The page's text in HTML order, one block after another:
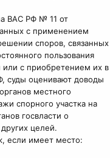
ВАС РФ № 11 от
с применением
споров, связанных
пользования
с приобретением их в
суды оценивают доводы
местного
спорного участка на
госвласти о
целей.
если имеет место: